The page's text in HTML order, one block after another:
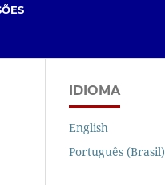
IDIOMA
English
Português (Brasil)